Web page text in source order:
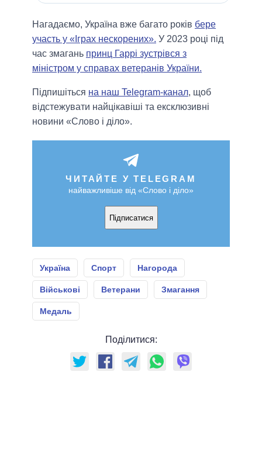
Нагадаємо, Україна вже багато років бере
участь у «Іграх нескорених». У 2023 році під
час змагань принц Гаррі зустрівся з
міністром у справах ветеранів України.
Підпишіться на наш Telegram-канал, щоб
відстежувати найцікавіші та ексклюзивні
новини «Слово і діло».
ЧИТАЙТЕ У TELEGRAM
найважливіше від «Слово і діло»
Підписатися
Україна Спорт Нагорода
Військові Ветерани Змагання
Медаль
Поділитися: